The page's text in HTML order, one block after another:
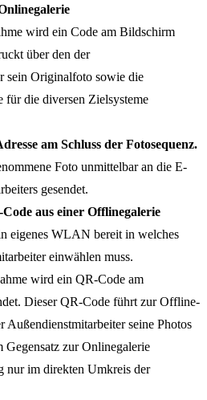
wird ein Code am Bildschirm
über den der
sein Originalfoto sowie die
für die diversen Zielsysteme
am Schluss der Fotosequenz.
Foto unmittelbar an die E-
gesendet.
aus einer Offlinegalerie
eigenes WLAN bereit in welches
einwählen muss.
wird ein QR-Code am
Dieser QR-Code führt zur Offline-
Außendienstmitarbeiter seine Photos
Gegensatz zur Onlinegalerie
nur im direkten Umkreis der